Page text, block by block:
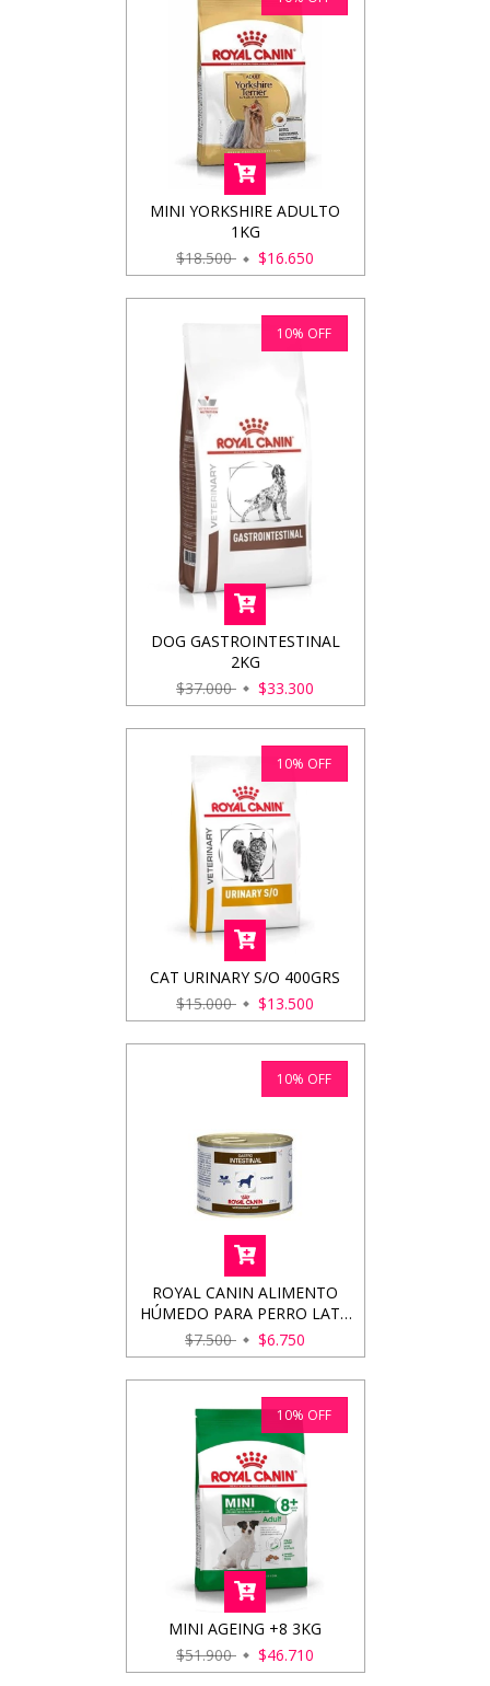
MINI YORKSHIRE ADULTO
1KG
$18.500
$16.650
10% OFF
DOG GASTROINTESTINAL
2KG
$37.000
$33.300
10% OFF
CAT URINARY S/O 400GRS
$15.000
$13.500
10% OFF
ROYAL CANIN ALIMENTO
HÚMEDO PARA PERRO LATA
GASTROINTESTINAL 200GRS
$7.500 $6.750
10% OFF
MINI AGEING +8 3KG
$51.900
$46.710